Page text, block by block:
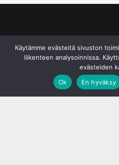
Käytämme evästeitä sivuston
liikenteen analysoinnissa.
evästeiden
Ok
En hyväksy